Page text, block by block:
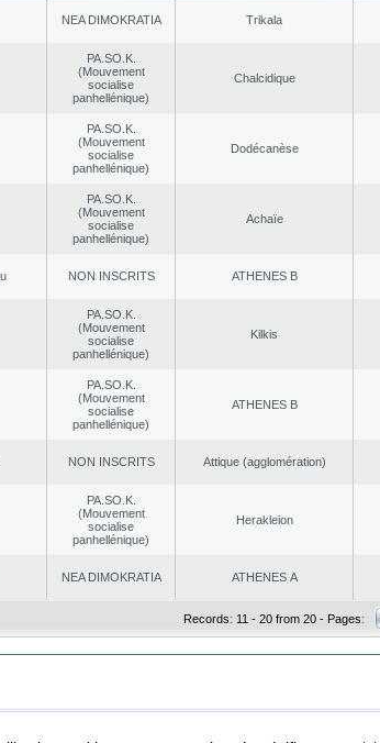
NEA DΙMOKRATIA Trikala
PA.SO.K.
(Mouvement
socialise
panhellénique)
Chalcidique
PA.SO.K.
(Mouvement
socialise
panhellénique)
Dodécanèse
PA.SO.K.
(Mouvement
socialise
panhellénique)
Achaïe
NON INSCRITS ATHENES Β
PA.SO.K.
(Mouvement
socialise
panhellénique)
Kilkis
PA.SO.K.
(Mouvement
socialise
panhellénique)
ATHENES Β
NON INSCRITS Αttique (agglomération)
PA.SO.K.
(Mouvement
socialise
panhellénique)
Herakleion
NEA DΙMOKRATIA ATHENES Α
Records: 11 - 20 from 20 - Pages:
|